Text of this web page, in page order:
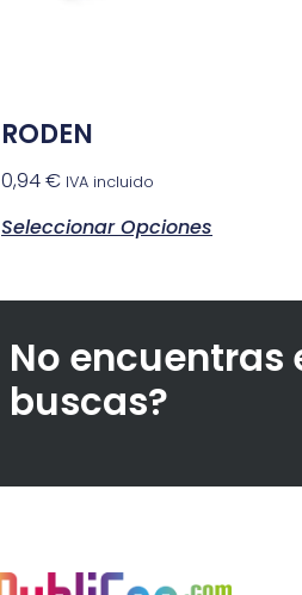
RODEN
0,94€ IVA incluido
Seleccionar Opciones
No
buscas?